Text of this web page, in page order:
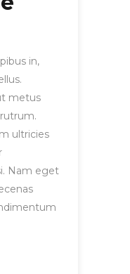
in,
metus
ultricies
Nam eget